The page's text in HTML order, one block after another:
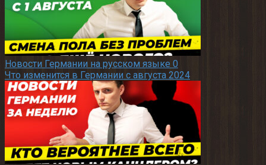
Новости Германии на русском языке 0
Что изменится в Германии с августа 2024